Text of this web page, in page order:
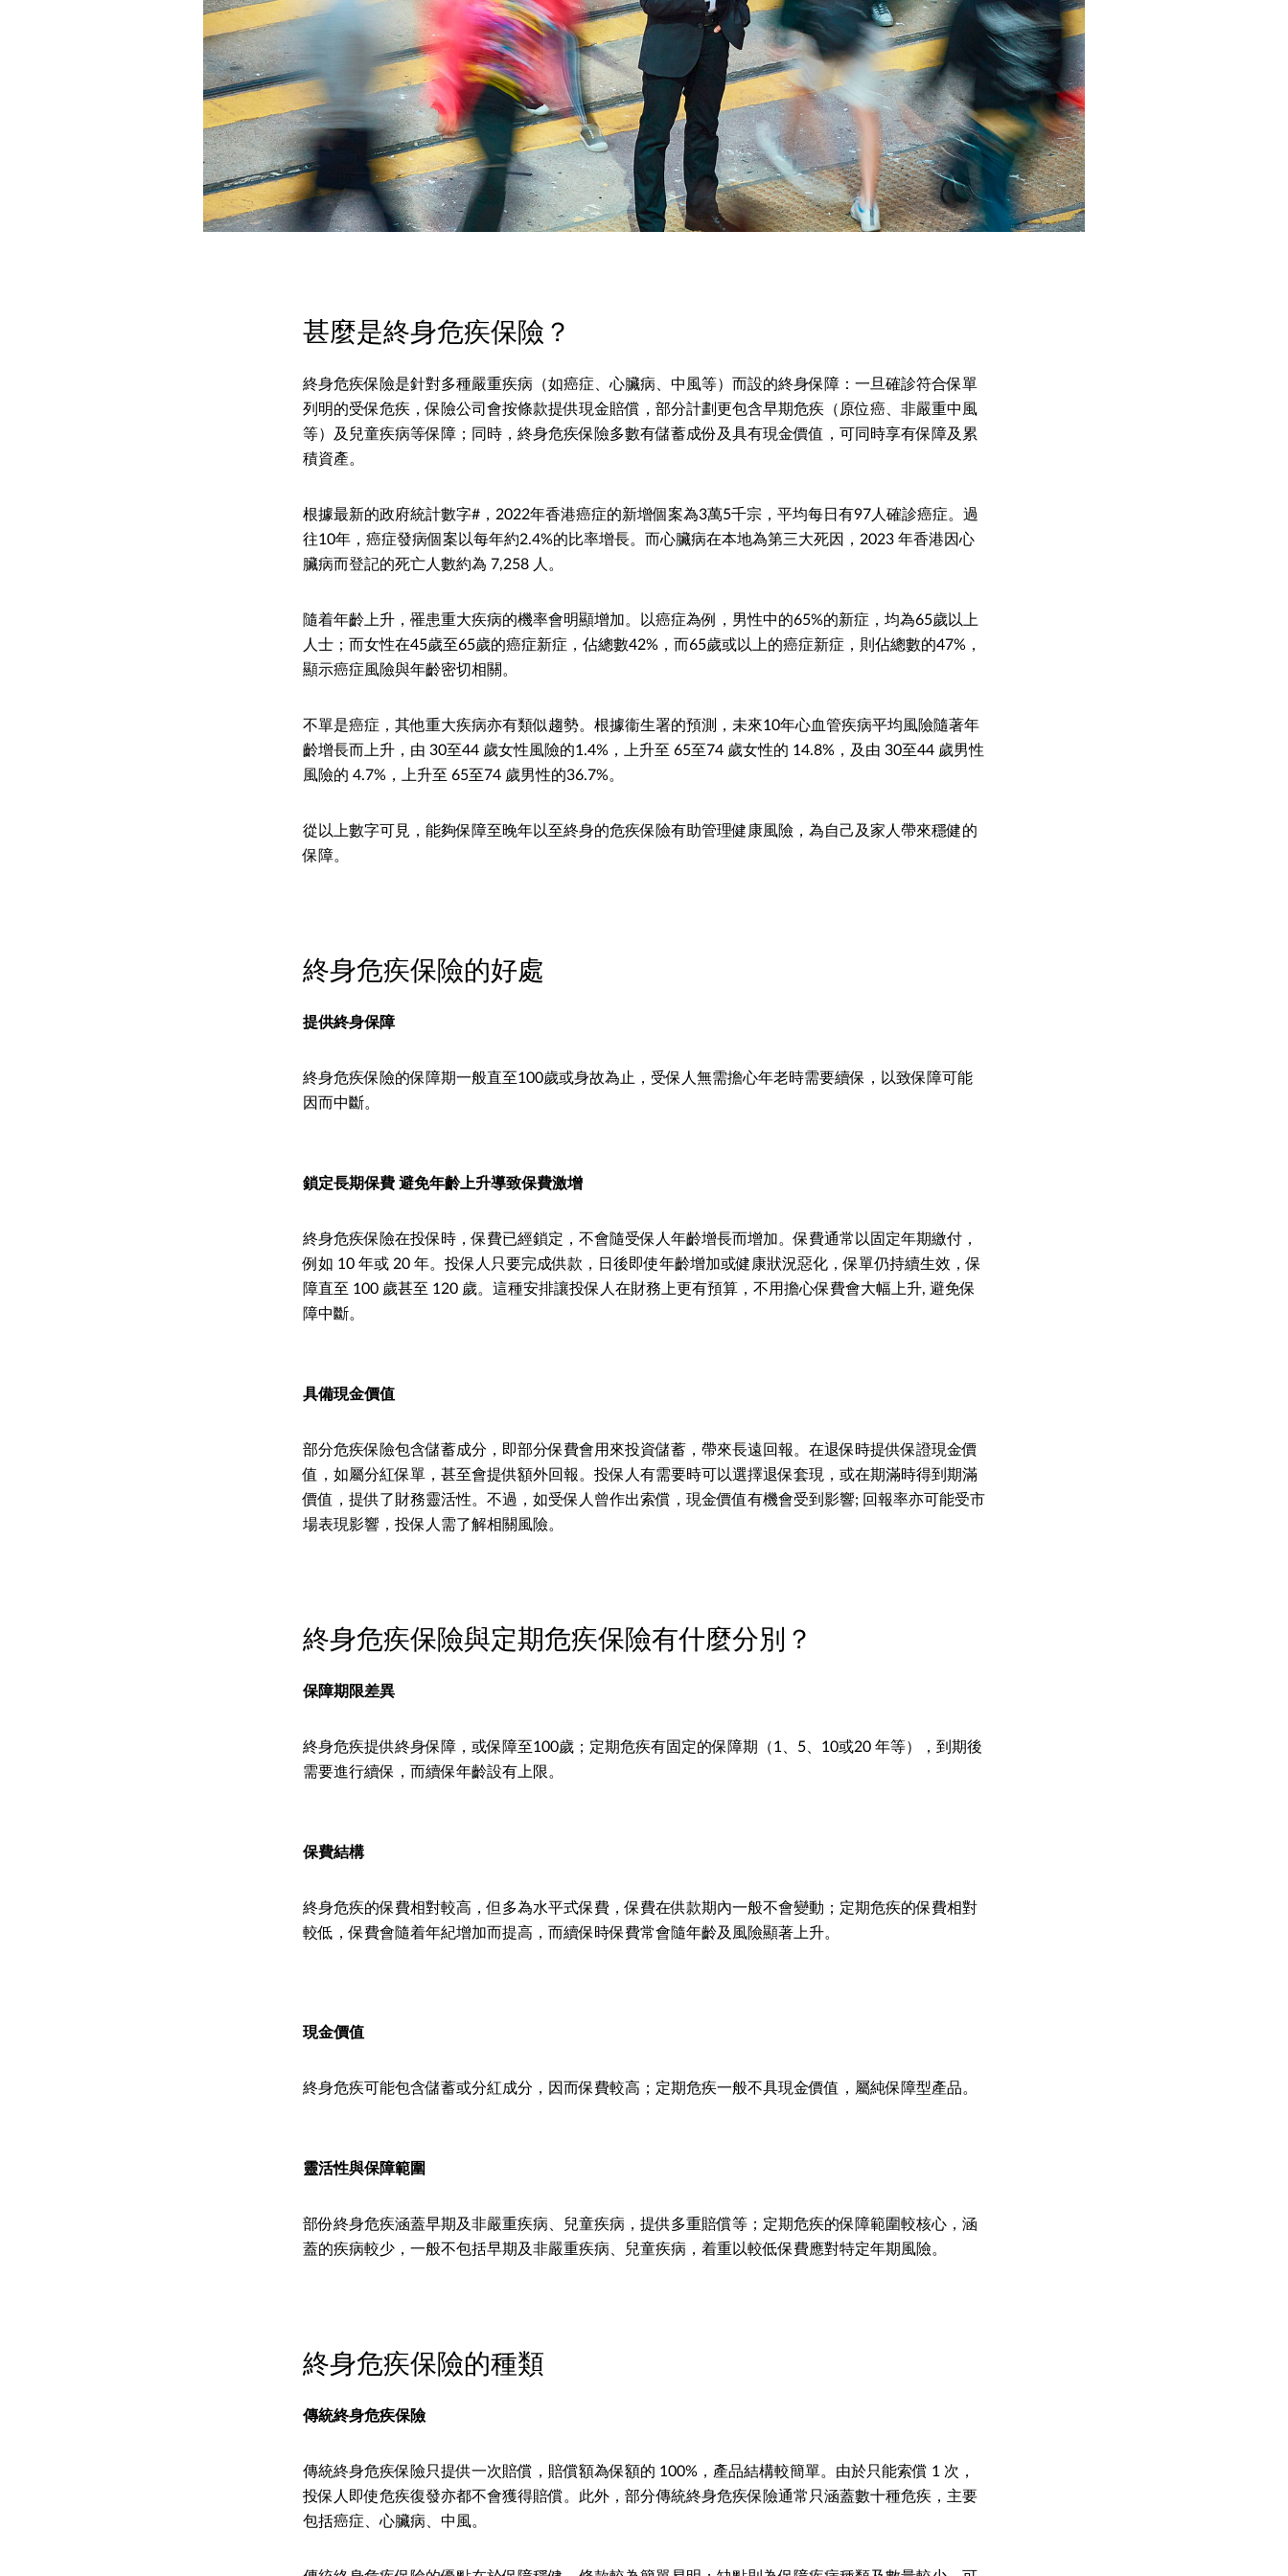
甚麼是終身危疾保險？
終身危疾保險是針對多種嚴重疾病（如癌症、心臟病、中風等）而設的終身保障：一旦確診符合保單
列明的受保危疾，保險公司會按條款提供現金賠償，部分計劃更包含早期危疾（原位癌、非嚴重中風
等）及兒童疾病等保障；同時，終身危疾保險多數有儲蓄成份及具有現金價值，可同時享有保障及累
積資產。
根據最新的政府統計數字#，2022年香港癌症的新增個案為3萬5千宗，平均每日有97人確診癌症。過
往10年，癌症發病個案以每年約2.4%的比率增長。而心臟病在本地為第三大死因，2023 年香港因心
臟病而登記的死亡人數約為 7,258 人。
隨着年齡上升，罹患重大疾病的機率會明顯增加。以癌症為例，男性中的65%的新症，均為65歲以上
人士；而女性在45歲至65歲的癌症新症，佔總數42%，而65歲或以上的癌症新症，則佔總數的47%，
顯示癌症風險與年齡密切相關。
不單是癌症，其他重大疾病亦有類似趨勢。根據衞生署的預測，未來10年心血管疾病平均風險隨著年
齡增長而上升，由 30至44 歲女性風險的1.4%，上升至 65至74 歲女性的 14.8%，及由 30至44 歲男性
風險的 4.7%，上升至 65至74 歲男性的36.7%。
從以上數字可見，能夠保障至晚年以至終身的危疾保險有助管理健康風險，為自己及家人帶來穩健的
保障。
終身危疾保險的好處
提供終身保障
終身危疾保險的保障期一般直至100歲或身故為止，受保人無需擔心年老時需要續保，以致保障可能
因而中斷。
鎖定長期保費 避免年齡上升導致保費激增
終身危疾保險在投保時，保費已經鎖定，不會隨受保人年齡增長而增加。保費通常以固定年期繳付，
例如 10 年或 20 年。投保人只要完成供款，日後即使年齡增加或健康狀況惡化，保單仍持續生效，保
障直至 100 歲甚至 120 歲。這種安排讓投保人在財務上更有預算，不用擔心保費會大幅上升, 避免保
障中斷。
具備現金價值
部分危疾保險包含儲蓄成分，即部分保費會用來投資儲蓄，帶來長遠回報。在退保時提供保證現金價
值，如屬分紅保單，甚至會提供額外回報。投保人有需要時可以選擇退保套現，或在期滿時得到期滿
價值，提供了財務靈活性。不過，如受保人曾作出索償，現金價值有機會受到影響; 回報率亦可能受市
場表現影響，投保人需了解相關風險。
終身危疾保險與定期危疾保險有什麼分別？
保障期限差異
終身危疾提供終身保障，或保障至100歲；定期危疾有固定的保障期（1、5、10或20 年等），到期後
需要進行續保，而續保年齡設有上限。
保費結構
終身危疾的保費相對較高，但多為水平式保費，保費在供款期內一般不會變動；定期危疾的保費相對
較低，保費會隨着年紀增加而提高，而續保時保費常會隨年齡及風險顯著上升。
現金價值
終身危疾可能包含儲蓄或分紅成分，因而保費較高；定期危疾一般不具現金價值，屬純保障型產品。
靈活性與保障範圍
部份終身危疾涵蓋早期及非嚴重疾病、兒童疾病，提供多重賠償等；定期危疾的保障範圍較核心，涵
蓋的疾病較少，一般不包括早期及非嚴重疾病、兒童疾病，着重以較低保費應對特定年期風險。
終身危疾保險的種類
傳統終身危疾保險
傳統終身危疾保險只提供一次賠償，賠償額為保額的 100%，產品結構較簡單。由於只能索償 1 次，
投保人即使危疾復發亦都不會獲得賠償。此外，部分傳統終身危疾保險通常只涵蓋數十種危疾，主要
包括癌症、心臟病、中風。